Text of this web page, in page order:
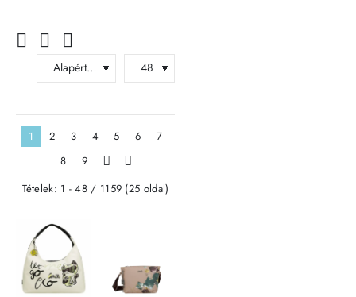
1 2 3 4 5 6
7
8
9 >
>|
Tételek: 1 - 48 / 1159 (25 oldal)